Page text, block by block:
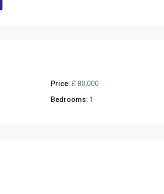
Price: £ 80,000
Bedrooms: 1